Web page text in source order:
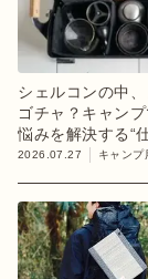
シェルコンの中
ゴチャ？キャン
悩みを解決する“
ナーケース
2026.07.27 キャンプ